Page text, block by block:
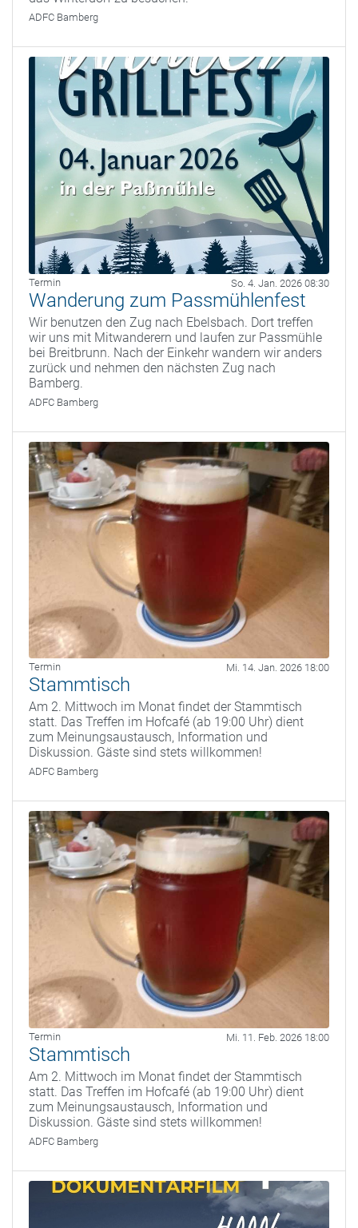
ADFC Bamberg
Termin So. 4. Jan. 2026 08:30
Wanderung zum Passmühlenfest
Wir benutzen den Zug nach Ebelsbach. Dort treffen
wir uns mit Mitwanderern und laufen zur Passmühle
bei Breitbrunn. Nach der Einkehr wandern wir anders
zurück und nehmen den nächsten Zug nach
Bamberg.
ADFC Bamberg
Termin Mi. 14. Jan. 2026 18:00
Stammtisch
Am 2. Mittwoch im Monat findet der Stammtisch
statt. Das Treffen im Hofcafé (ab 19:00 Uhr) dient
zum Meinungsaustausch, Information und
Diskussion. Gäste sind stets willkommen!
ADFC Bamberg
Termin Mi. 11. Feb. 2026 18:00
Stammtisch
Am 2. Mittwoch im Monat findet der Stammtisch
statt. Das Treffen im Hofcafé (ab 19:00 Uhr) dient
zum Meinungsaustausch, Information und
Diskussion. Gäste sind stets willkommen!
ADFC Bamberg